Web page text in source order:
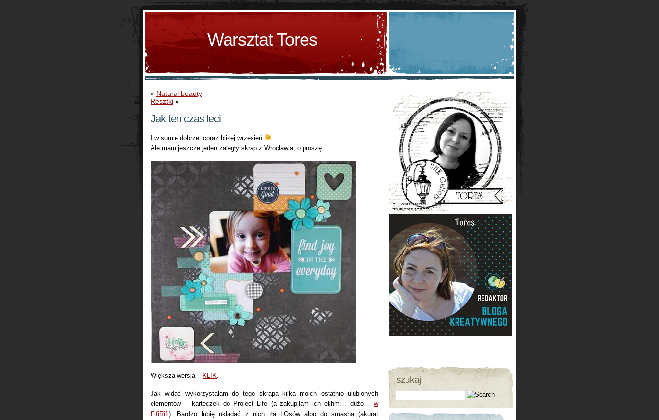
Warsztat Tores
« Natural beauty
Resztki »
Jak ten czas leci
I w sumie dobrze, coraz bliżej wrzesień
Ale mam jeszcze jeden zaległy skrap z Wrocławia, o proszę:
Większa wersja – KLIK.
Jak widać wykorzystałam do tego skrapa kilka moich ostatnio ulubionych
elementów – karteczek do Project Life (a zakupiłam ich ekhm… dużo… w
FifiRifi). Bardzo lubię układać z nich tła LOsów albo do smasha (akurat
szukaj